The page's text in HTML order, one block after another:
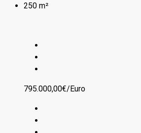
250 m²
795.000,00€/Euro